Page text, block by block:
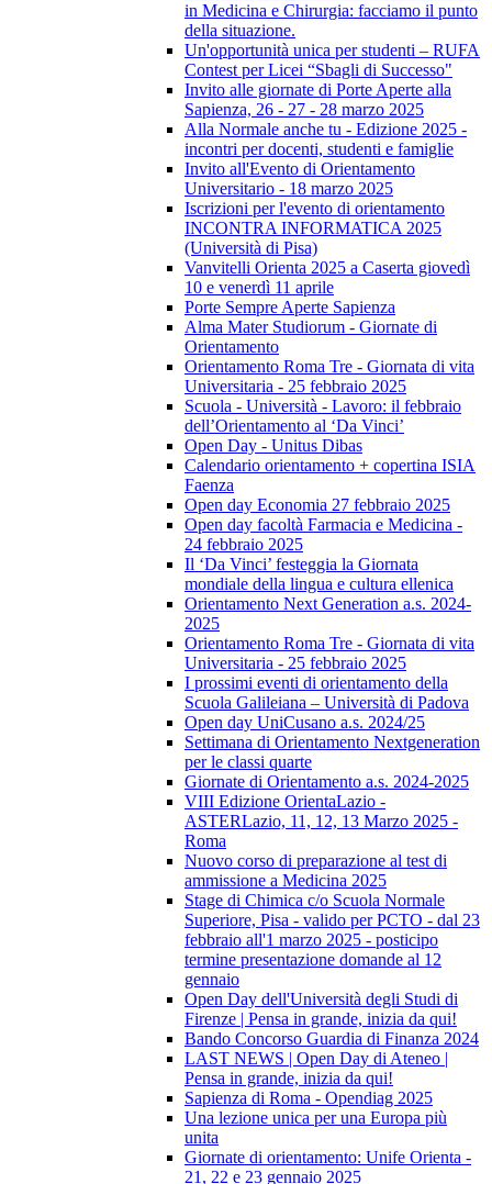
in Medicina e Chirurgia: facciamo il punto
della situazione.
Un'opportunità unica per studenti – RUFA
Contest per Licei “Sbagli di Successo"
Invito alle giornate di Porte Aperte alla
Sapienza, 26 - 27 - 28 marzo 2025
Alla Normale anche tu - Edizione 2025 -
incontri per docenti, studenti e famiglie
Invito all'Evento di Orientamento
Universitario - 18 marzo 2025
Iscrizioni per l'evento di orientamento
INCONTRA INFORMATICA 2025
(Università di Pisa)
Vanvitelli Orienta 2025 a Caserta giovedì
10 e venerdì 11 aprile
Porte Sempre Aperte Sapienza
Alma Mater Studiorum - Giornate di
Orientamento
Orientamento Roma Tre - Giornata di vita
Universitaria - 25 febbraio 2025
Scuola - Università - Lavoro: il febbraio
dell’Orientamento al ‘Da Vinci’
Open Day - Unitus Dibas
Calendario orientamento + copertina ISIA
Faenza
Open day Economia 27 febbraio 2025
Open day facoltà Farmacia e Medicina -
24 febbraio 2025
Il ‘Da Vinci’ festeggia la Giornata
mondiale della lingua e cultura ellenica
Orientamento Next Generation a.s. 2024-
2025
Orientamento Roma Tre - Giornata di vita
Universitaria - 25 febbraio 2025
I prossimi eventi di orientamento della
Scuola Galileiana – Università di Padova
Open day UniCusano a.s. 2024/25
Settimana di Orientamento Nextgeneration
per le classi quarte
Giornate di Orientamento a.s. 2024-2025
VIII Edizione OrientaLazio -
ASTERLazio, 11, 12, 13 Marzo 2025 -
Roma
Nuovo corso di preparazione al test di
ammissione a Medicina 2025
Stage di Chimica c/o Scuola Normale
Superiore, Pisa - valido per PCTO - dal 23
febbraio all'1 marzo 2025 - posticipo
termine presentazione domande al 12
gennaio
Open Day dell'Università degli Studi di
Firenze | Pensa in grande, inizia da qui!
Bando Concorso Guardia di Finanza 2024
LAST NEWS | Open Day di Ateneo |
Pensa in grande, inizia da qui!
Sapienza di Roma - Opendiag 2025
Una lezione unica per una Europa più
unita
Giornate di orientamento: Unife Orienta -
21, 22 e 23 gennaio 2025